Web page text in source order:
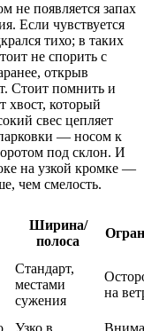
не появляется запах
Если чувствуется
тихо; в таких
не спорить с
открыв
Стоит помнить и
хвост, который
свес цепляет
— носом к
под склон. И
на узкой кромке —
чем смелость.
Ширина/
полоса
Стандарт,
местами
сужения
на
Узко в